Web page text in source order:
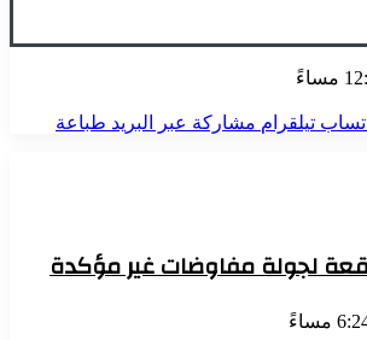
تيلقرام مشاركة عبر البريد طباعة
لجولة مفاوضات غير مؤكدة